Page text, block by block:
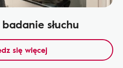
słuchu
się więcej